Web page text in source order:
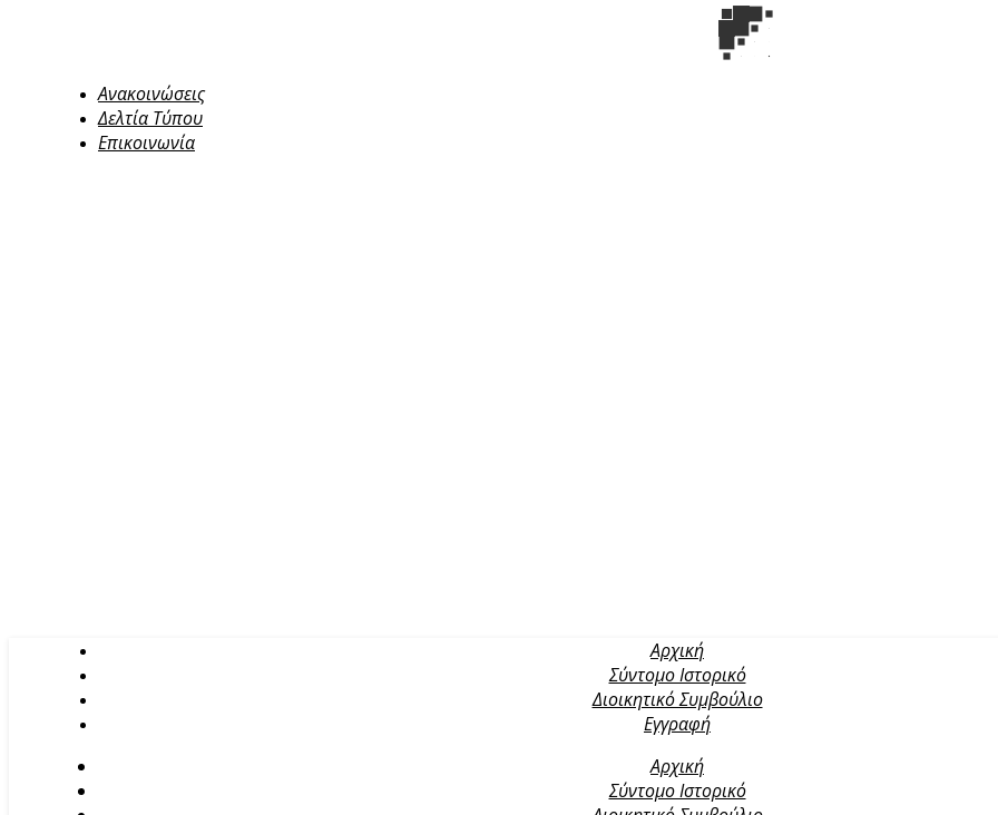
Ανακοινώσεις
Δελτία Τύπου
Επικοινωνία
Αρχική
Σύντομο Ιστορικό
Διοικητικό Συμβούλιο
Εγγραφή
Αρχική
Σύντομο Ιστορικό